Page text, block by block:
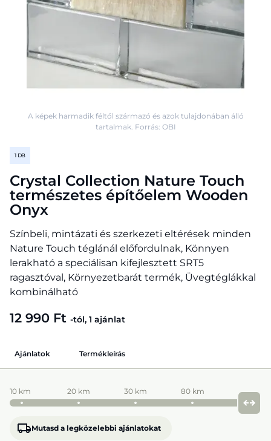
1 DB
Crystal Collection Nature Touch
természetes építőelem Wooden
Onyx
Színbeli, mintázati és szerkezeti eltérések minden
Nature Touch téglánál előfordulnak, Könnyen
lerakható a speciálisan kifejlesztett SRT5
ragasztóval, Környezetbarát termék, Üvegtéglákkal
kombinálható
12 990 Ft -tól, 1 ajánlat
A képek harmadik féltől származó és azok tulajdonában álló
tartalmak. Forrás: OBI
Ajánlatok Termékleírás
10 km 20 km 30 km 80 km
Mutasd a legközelebbi ajánlatokat